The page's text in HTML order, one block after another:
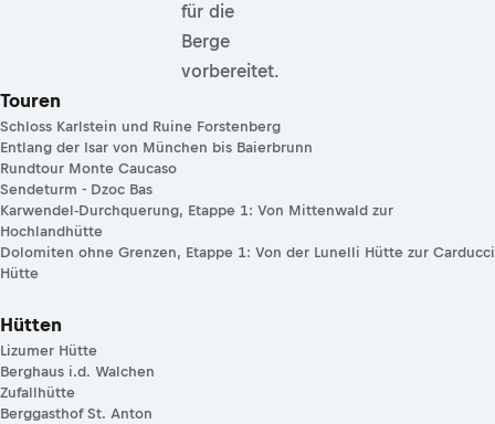
für die
Berge
vorbereitet.
Touren
Schloss Karlstein und Ruine Forstenberg
Entlang der Isar von München bis Baierbrunn
Rundtour Monte ­Caucaso
Sendeturm - Dzoc Bas
Karwendel-Durchquerung, Etappe 1: Von Mittenwald zur
Hochlandhütte
Dolomiten ohne Grenzen, Etappe 1: Von der Lunelli Hütte zur Carducci
Hütte
Hütten
Lizumer Hütte
Berghaus i.d. Walchen
Zufallhütte
Berggasthof St. Anton